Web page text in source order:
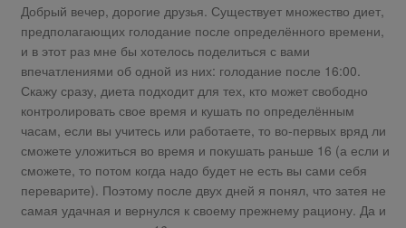
Добрый вечер, дорогие друзья. Существует множество диет,
предполагающих голодание после определённого времени,
и в этот раз мне бы хотелось поделиться с вами
впечатлениями об одной из них: голодание после 16:00.
Скажу сразу, диета подходит для тех, кто может свободно
контролировать свое время и кушать по определённым
часам, если вы учитесь или работаете, то во-первых вряд ли
сможете уложиться во время и покушать раньше 16 (а если и
сможете, то потом когда надо будет не есть вы сами себя
переварите). Поэтому после двух дней я понял, что затея не
самая удачная и вернулся к своему прежнему рациону. Да и